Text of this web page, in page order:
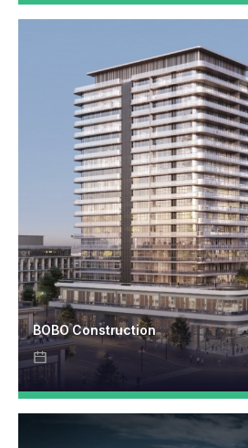
BOBO Construction